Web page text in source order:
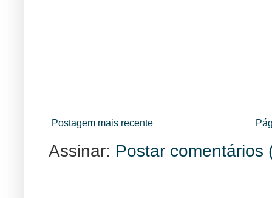
Postagem mais recente
Assinar: Postar comentários